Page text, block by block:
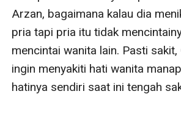
Arzan, bagaimana kalau dia
pria tapi pria itu tidak
mencintai wanita lain. Pasti
ingin menyakiti hati wanita
hatinya sendiri saat ini tengah